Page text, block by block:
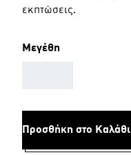
εκπτώσεις.
Μεγέθη
Προσθήκη στο Καλάθι